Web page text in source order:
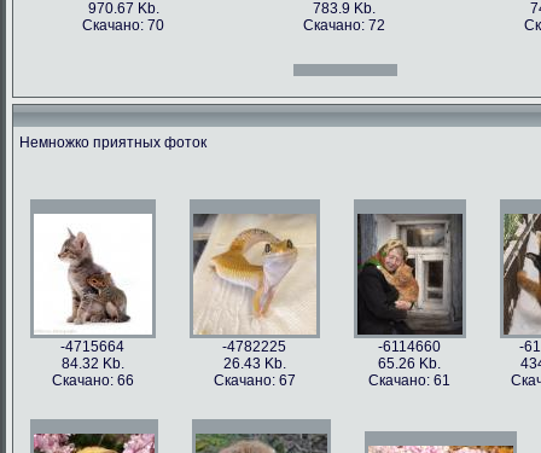
996.47 Kb.
Скачано: 71
Самые смешные фото (15)
809.97 Kb.
Скачано: 67
Самые смешные фото (16)
674.29 Kb.
Скачано: 79
Самые
970.67 Kb.
Скачано: 70
783.9 Kb.
Скачано: 72
Самые смешные фото (27)
Скачано: 61
Самые смешные фото (28)
1158.5 Kb.
Скачано: 76
Самые
Самые смешные фото (31)
626.42 Kb.
Скачано: 77
Самые смешные фото (33)
1054 Kb.
Скачано: 85
Немножко приятных фоток
-4715664
84.32 Kb.
Скачано: 66
-4782225
26.43 Kb.
Скачано: 67
-6114660
65.26 Kb.
Скачано: 61
-